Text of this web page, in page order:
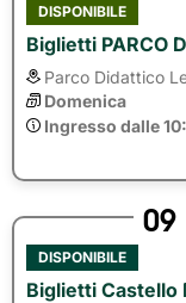
DISPONIBILE
Biglietti PARCO
Parco Didattico
Domenica
Ingresso dalle
09
DISPONIBILE
Biglietti Castello